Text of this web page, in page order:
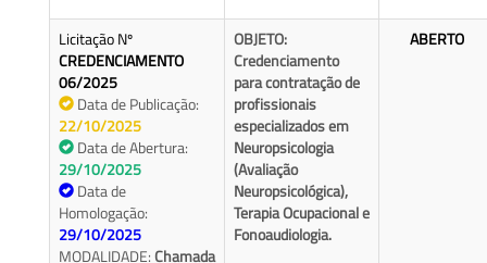
Licitação Nº
CREDENCIAMENTO
06/2025
Data de Publicação:
22/10/2025
Data de Abertura:
29/10/2025
Data de
Homologação:
29/10/2025
MODALIDADE:Chamada
OBJETO:
Credenciamento
para contratação de
profissionais
especializados em
Neuropsicologia
(Avaliação
Neuropsicológica),
Terapia Ocupacional e
Fonoaudiologia.
ABERTO